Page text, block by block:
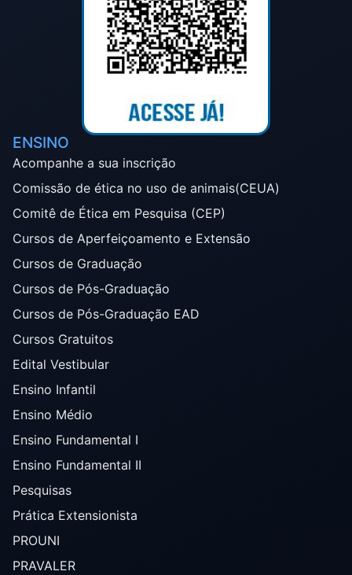
ENSINO
Acompanhe a sua inscrição
Comissão de ética no uso de animais(CEUA)
Comitê de Ética em Pesquisa (CEP)
Cursos de Aperfeiçoamento e Extensão
Cursos de Graduação
Cursos de Pós-Graduação
Cursos de Pós-Graduação EAD
Cursos Gratuitos
Edital Vestibular
Ensino Infantil
Ensino Médio
Ensino Fundamental I
Ensino Fundamental II
Pesquisas
Prática Extensionista
PROUNI
PRAVALER